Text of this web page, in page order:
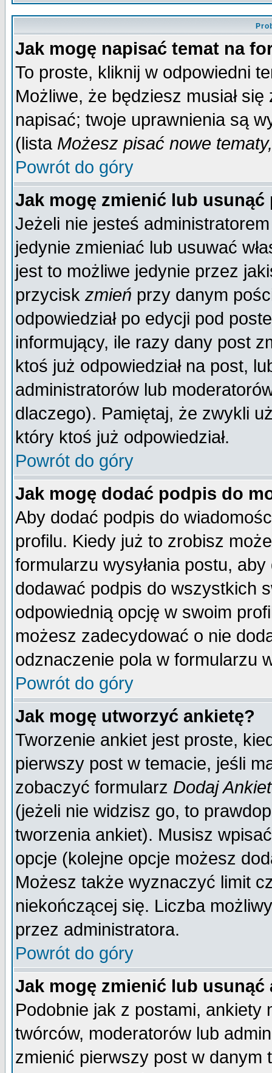
Jak mogę napisać temat na
To proste, kliknij w odpowiedni
Możliwe, że będziesz musiał
napisać; twoje uprawnienia są
(lista Możesz pisać nowe
Powrót do góry
Jak mogę zmienić lub usunąć
Jeżeli nie jesteś
jedynie zmieniać lub usuwać
jest to możliwe jedynie przez
przycisk zmień przy danym
odpowiedział po edycji pod
informujący, ile razy dany post
ktoś już odpowiedział na post,
administratorów lub
dlaczego). Pamiętaj, że zwykli
który ktoś już odpowiedział.
Powrót do góry
Jak mogę dodać podpis do
Aby dodać podpis do
profilu. Kiedy już to zrobisz
formularzu wysyłania postu,
dodawać podpis do wszystkich
odpowiednią opcję w swoim
możesz zadecydować o nie
odznaczenie pola w formularzu
Powrót do góry
Jak mogę utworzyć ankietę?
Tworzenie ankiet jest proste,
pierwszy post w temacie, jeśli
zobaczyć formularz Dodaj
(jeżeli nie widzisz go, to
tworzenia ankiet). Musisz
opcje (kolejne opcje możesz
Możesz także wyznaczyć limit
niekończącej się. Liczba
przez administratora.
Powrót do góry
Jak mogę zmienić lub usunąć
Podobnie jak z postami,
twórców, moderatorów lub
zmienić pierwszy post w